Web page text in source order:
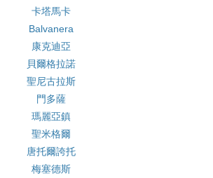
卡塔馬卡
Balvanera
康克迪亞
貝爾格拉諾
聖尼古拉斯
門多薩
瑪麗亞鎮
聖米格爾
唐托爾誇托
梅塞德斯